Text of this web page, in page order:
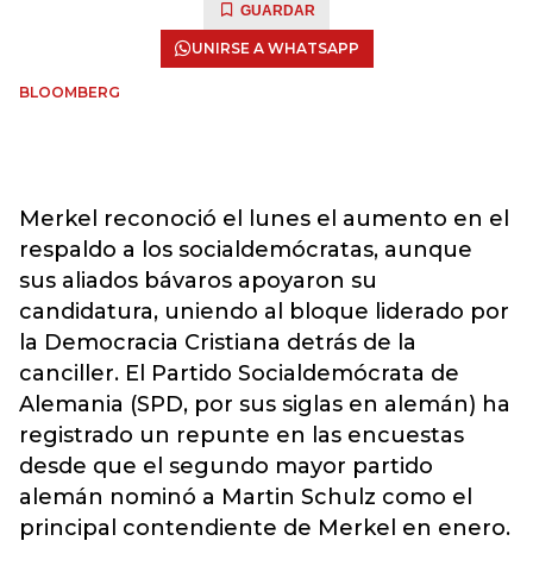
GUARDAR
UNIRSE A WHATSAPP
BLOOMBERG
Merkel reconoció el lunes el aumento en el
respaldo a los socialdemócratas, aunque
sus aliados bávaros apoyaron su
candidatura, uniendo al bloque liderado por
la Democracia Cristiana detrás de la
canciller. El Partido Socialdemócrata de
Alemania (SPD, por sus siglas en alemán) ha
registrado un repunte en las encuestas
desde que el segundo mayor partido
alemán nominó a Martin Schulz como el
principal contendiente de Merkel en enero.